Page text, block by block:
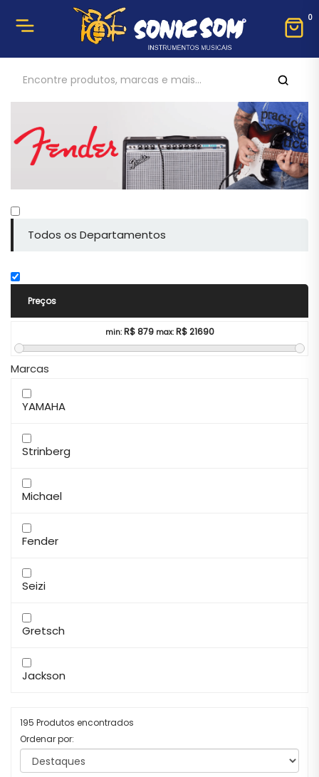
0
Todos os Departamentos
Preços
min: R$ 879 max: R$21690
Marcas
YAMAHA
Strinberg
Michael
Fender
Seizi
Gretsch
Jackson
195 Produtos encontrados
Ordenar por: